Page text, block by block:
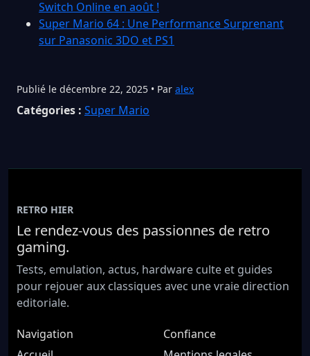
Switch Online en août !
Super Mario 64 : Une Performance Surprenant
sur Panasonic 3DO et PS1
Publié le décembre 22, 2025 • Par alex
Catégories : Super Mario
RETRO HIER
Le rendez-vous des passionnes de retro
gaming.
Tests, emulation, actus, hardware culte et guides
pour rejouer aux classiques avec une vraie direction
editoriale.
Navigation
Confiance